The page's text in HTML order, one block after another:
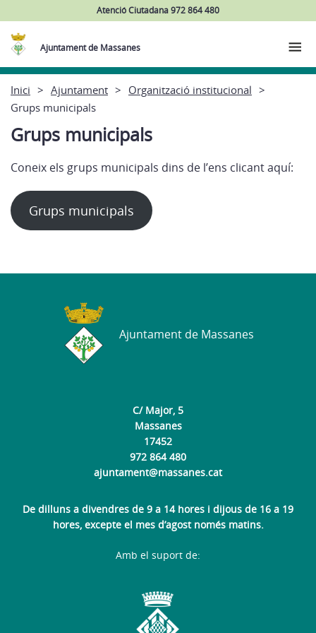
Atenció Ciutadana 972 864 480
Ajuntament de Massanes
Inici Ajuntament
Organització institucional
Grups municipals
Grups municipals
Coneix els grups municipals dins de l’ens clicant aquí:
Grups municipals
C/ Major, 5
Massanes
17452
972 864 480
ajuntament@massanes.cat
De dilluns a divendres de 9 a 14 hores i dijous de 16 a 19
hores, excepte el mes d’agost només matins.
Ajuntament de Massanes
Amb el suport de: